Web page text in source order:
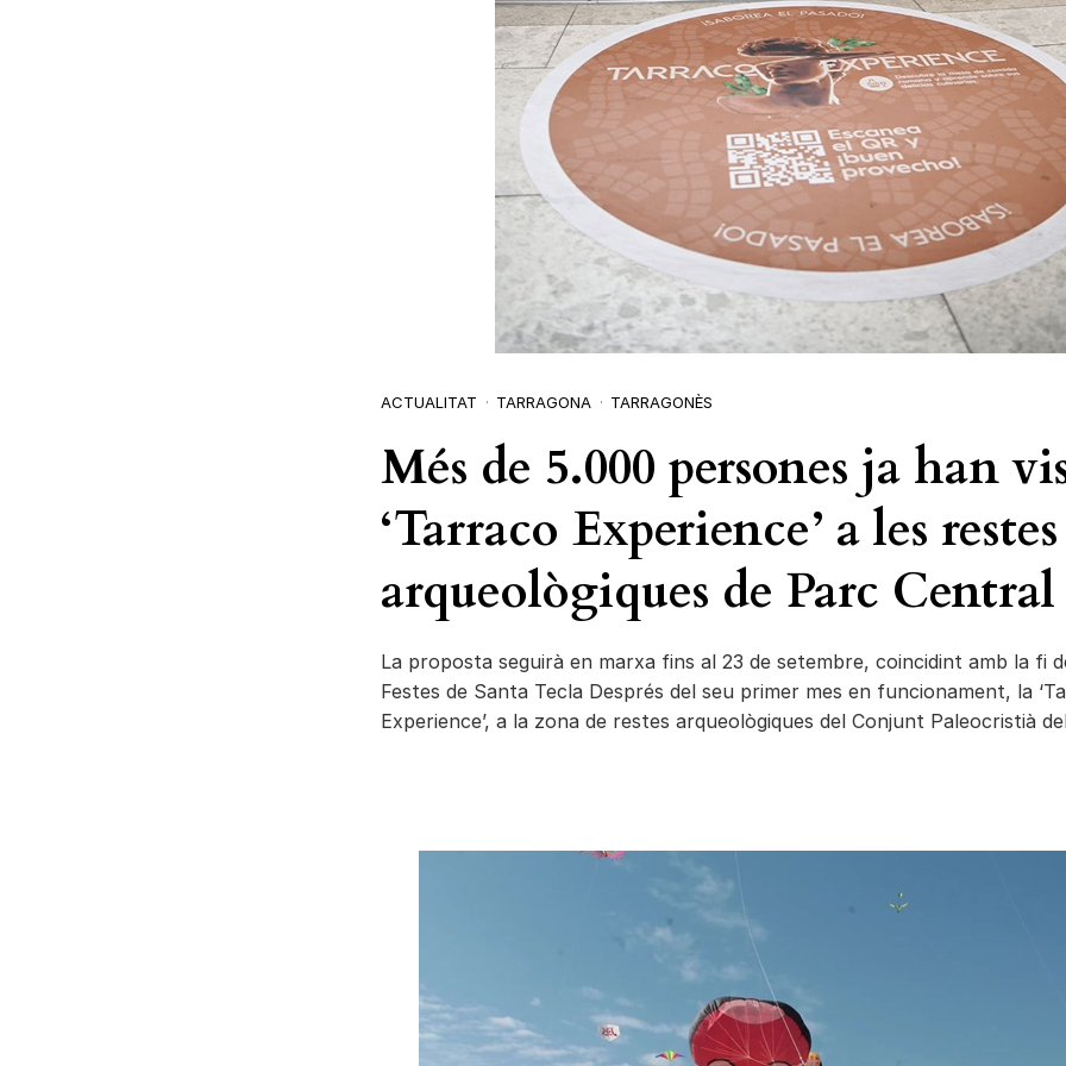
ACTUALITAT TARRAGONA TARRAGONÈS
Més de 5.000 persones ja han
‘Tarraco Experience’ a les restes
arqueològiques de Parc Central
La proposta seguirà en marxa fins al 23 de setembre, coincidint amb la fi
Festes de Santa Tecla Després del seu primer mes en funcionament, la
Experience’, a la zona de restes arqueològiques del Conjunt Paleocristià